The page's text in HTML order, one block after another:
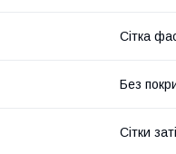
Сітка
Без
Сітки